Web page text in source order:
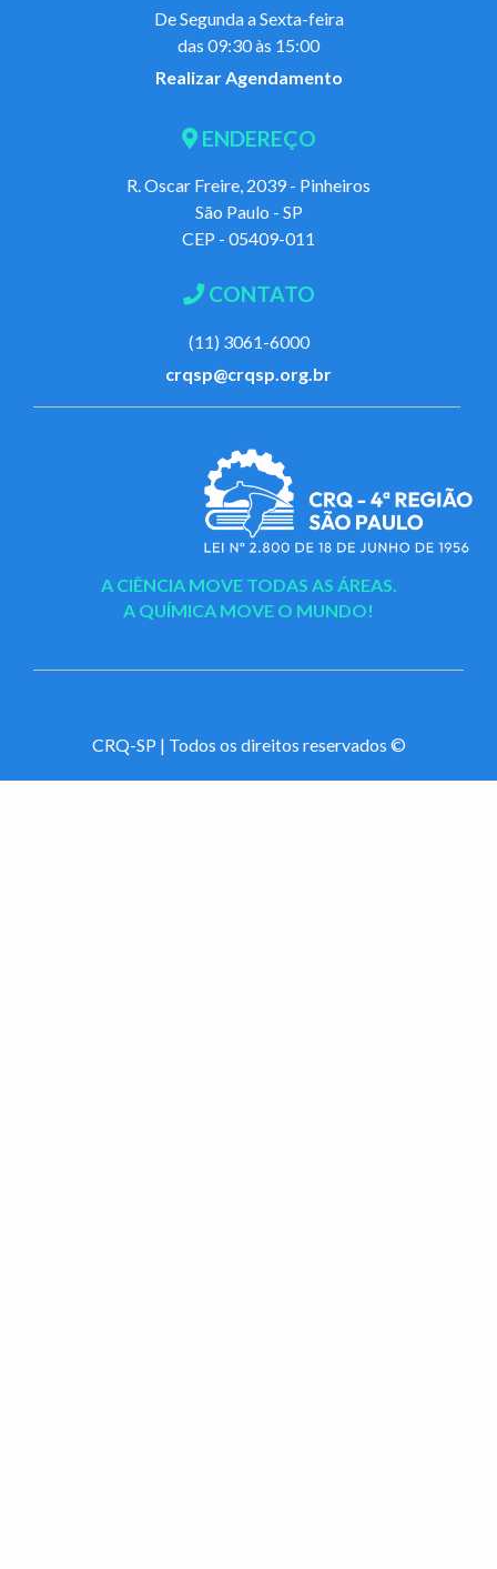
De Segunda a Sexta-feira
das 09:30 às 15:00
Realizar Agendamento
ENDEREÇO
R. Oscar Freire, 2039 - Pinheiros
São Paulo - SP
CEP - 05409-011
CONTATO
(11) 3061-6000
crqsp@crqsp.org.br
A CIÊNCIA MOVE TODAS AS ÁREAS.
A QUÍMICA MOVE O MUNDO!
CRQ-SP | Todos os direitos reservados ©